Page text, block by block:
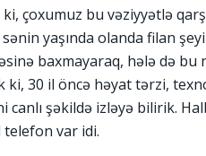
ki, çoxumuz bu vəziyyətlə
yaşında olanda filan
baxmayaraq, hələ də bu
ki, 30 il öncə həyat tərzi,
canlı şəkildə izləyə bilirik.
telefon var idi.